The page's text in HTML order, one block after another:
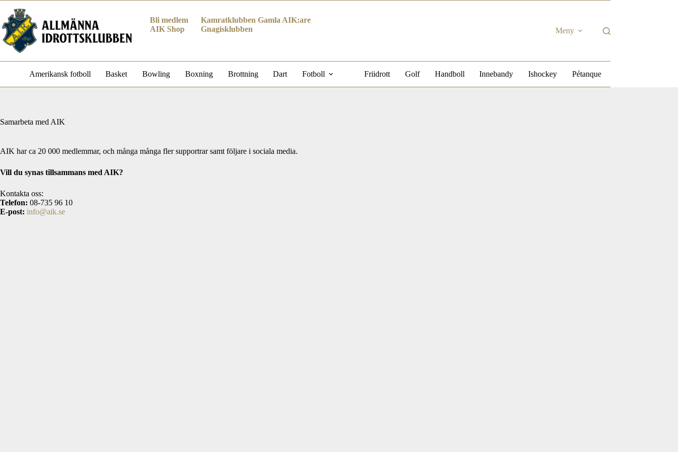
innehåll
Bli medlem
AIK Shop
Kamratklubben Gamla AIK:are
Gnagisklubben
Meny
Amerikansk fotboll Basket Bowling Boxning Brottning Dart Fotboll Friidrott Golf Handboll Innebandy Ishockey Pétanque
Samarbeta med AIK
AIK har ca 20 000 medlemmar, och många många fler supportrar samt följare i sociala media.
Vill du synas tillsammans med AIK?
Kontakta oss:
Telefon: 08-735 96 10
E-post: info@aik.se